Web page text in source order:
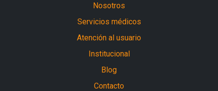
Nosotros
Servicios médicos
Atención al usuario
Institucional
Blog
Contacto